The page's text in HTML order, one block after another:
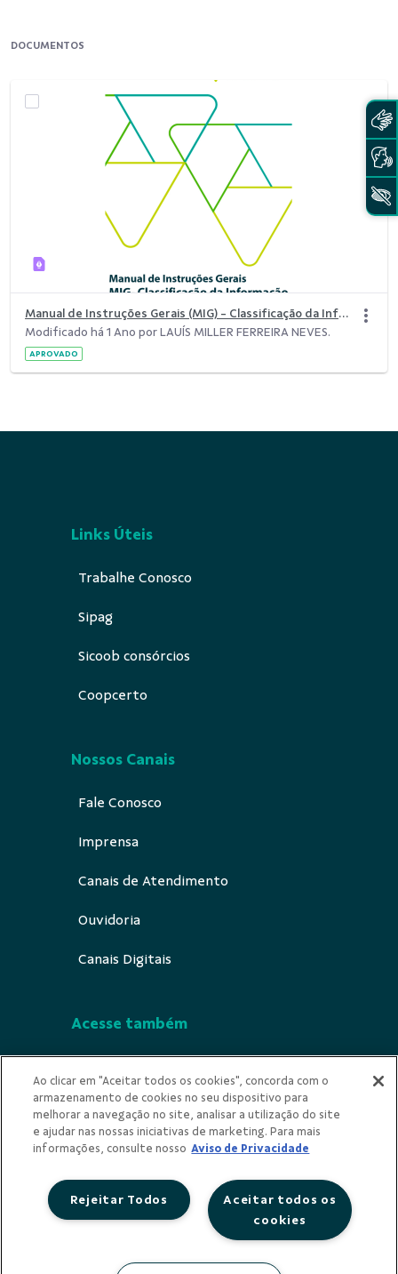
DOCUMENTOS
Manual de Instruções Gerais (MIG) - Classificação da Informação do Sicoob.pdf
Modificado há 1 Ano por LAUÍS MILLER FERREIRA NEVES.
APROVADO
Links Úteis
Trabalhe Conosco
Sipag
Sicoob consórcios
Coopcerto
Nossos Canais
Fale Conosco
Imprensa
Canais de Atendimento
Ouvidoria
Canais Digitais
Acesse também
Indícios de Ilicitude
Privacidade
Ao clicar em "Aceitar todos os cookies", concorda com o
armazenamento de cookies no seu dispositivo para
melhorar a navegação no site, analisar a utilização do site
e ajudar nas nossas iniciativas de marketing. Para mais
informações, consulte nosso Aviso de Privacidade
Aceitar todos os
cookies
Rejeitar Todos